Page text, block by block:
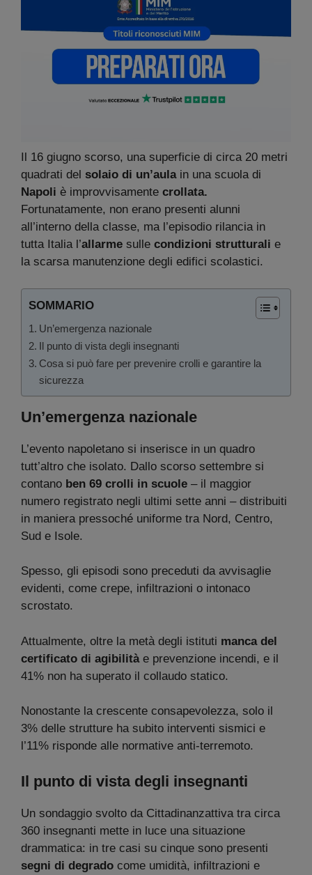
Il 16 giugno scorso, una superficie di circa 20 metri
quadrati del solaio di un’aulain una scuola di
Napoli è improvvisamente crollata.
Fortunatamente, non erano presenti alunni
all’interno della classe, ma l’episodio rilancia in
tutta Italia l’allarme sulle condizioni strutturali e
la scarsa manutenzione degli edifici scolastici.
SOMMARIO
Un’emergenza nazionale
Il punto di vista degli insegnanti
Cosa si può fare per prevenire crolli e garantire la
sicurezza
Un’emergenza nazionale
L’evento napoletano si inserisce in un quadro
tutt’altro che isolato. Dallo scorso settembre si
contano ben 69 crolli in scuole – il maggior
numero registrato negli ultimi sette anni – distribuiti
in maniera pressoché uniforme tra Nord, Centro,
Sud e Isole.
Spesso, gli episodi sono preceduti da avvisaglie
evidenti, come crepe, infiltrazioni o intonaco
scrostato.
Attualmente, oltre la metà degli istituti manca del
certificato di agibilitàe prevenzione incendi, e il
41% non ha superato il collaudo statico.
Nonostante la crescente consapevolezza, solo il
3% delle strutture ha subito interventi sismici e
l’11% risponde alle normative anti-terremoto.
Il punto di vista degli insegnanti
Un sondaggio svolto da Cittadinanzattiva tra circa
360 insegnanti mette in luce una situazione
drammatica: in tre casi su cinque sono presenti
segni di degrado come umidità, infiltrazioni e